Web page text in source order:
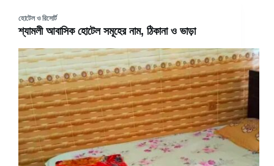
হোটেল ও রিসোর্ট
শ্যামলী আবাসিক হোটেল সমূহের নাম, ঠিকানা ও ভাড়া